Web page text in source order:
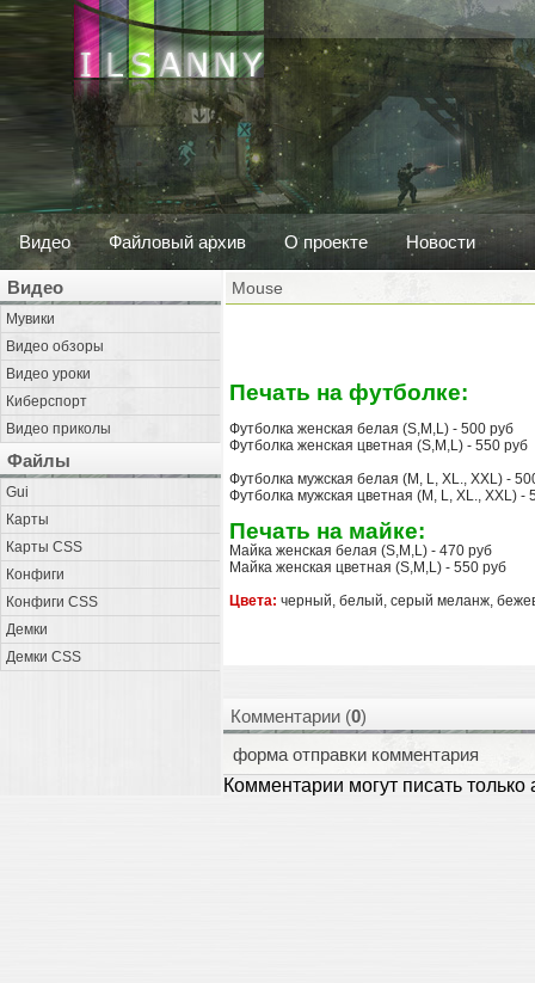
Видео Файловый архив О проекте Новости
Видео
Мувики
Видео обзоры
Видео уроки
Киберспорт
Видео приколы
Файлы
Gui
Карты
Карты CSS
Конфиги
Конфиги CSS
Демки
Демки CSS
Mouse
Печать на футболке:
Футболка женская белая (S,M,L) - 500 руб
Футболка женская цветная (S,M,L) - 550 руб
Футболка мужская белая (M, L, XL., XXL) -
Футболка мужская цветная (M, L, XL., XXL) -
Печать на майке:
Майка женская белая (S,M,L) - 470 руб
Майка женская цветная (S,M,L) - 550 руб
Цвета: черный, белый, серый меланж,
Комментарии (0)
форма отправки комментария
Комментарии могут писать